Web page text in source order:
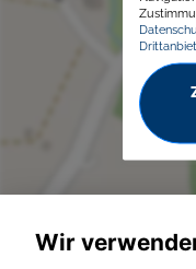
Wir